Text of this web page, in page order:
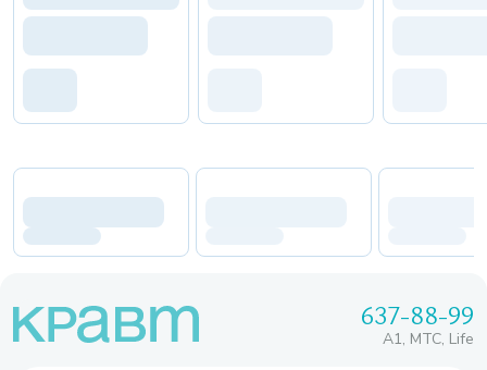
637-88-99
A1, МТС, Life